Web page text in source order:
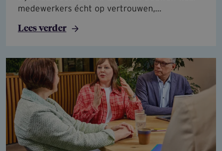
medewerkers écht op vertrouwen,…
Lees verder